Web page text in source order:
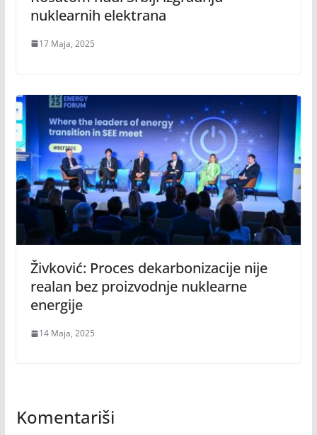
nuklearnih elektrana
17 Maja, 2025
Živković: Proces dekarbonizacije nije
realan bez proizvodnje nuklearne
energije
14 Maja, 2025
Komentariši